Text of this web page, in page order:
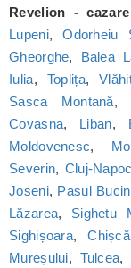
Revelion -
Lupeni,Odorheiu
Gheorghe, Balea
Iulia, Toplița,
Sasca Montană,
Covasna, Liban,
Moldovenesc,
Severin, Cluj-
Joseni, Pasul Bucin
Lăzarea, Sighetu
Sighișoara,
Mureșului, Tulcea,